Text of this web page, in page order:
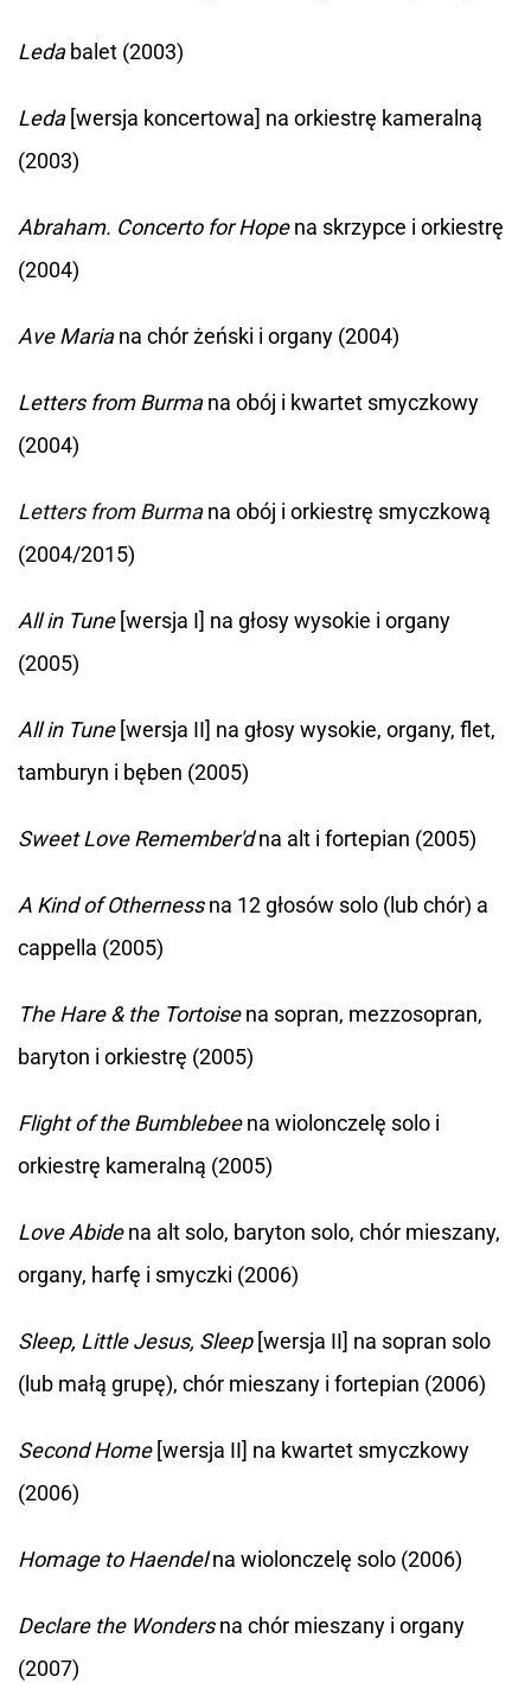
Ledabalet (2003)
Leda[wersja koncertowa] na orkiestrę kameralną
(2003)
Abraham. Concerto for Hopena skrzypce i orkiestrę
(2004)
Ave Mariana chór żeński i organy (2004)
Letters from Burmana obój i kwartet smyczkowy
(2004)
Letters from Burmana obój i orkiestrę smyczkową
(2004/2015)
All in Tune[wersja I] na głosy wysokie i organy
(2005)
All in Tune[wersja II] na głosy wysokie, organy, flet,
tamburyn i bęben (2005)
Sweet Love Remember'dna alt i fortepian (2005)
A Kind of Othernessna 12 głosów solo (lub chór) a
cappella (2005)
The Hare & the Tortoisena sopran, mezzosopran,
baryton i orkiestrę (2005)
Flight of the Bumblebeena wiolonczelę solo i
orkiestrę kameralną (2005)
Love Abidena alt solo, baryton solo, chór mieszany,
organy, harfę i smyczki (2006)
Sleep, Little Jesus, Sleep[wersja II] na sopran solo
(lub małą grupę), chór mieszany i fortepian (2006)
Second Home[wersja II] na kwartet smyczkowy
(2006)
Homage to Haendelna wiolonczelę solo (2006)
Declare the Wondersna chór mieszany i organy
(2007)